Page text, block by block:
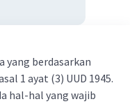
yang berdasarkan
1 ayat (3) UUD 1945.
hal-hal yang wajib